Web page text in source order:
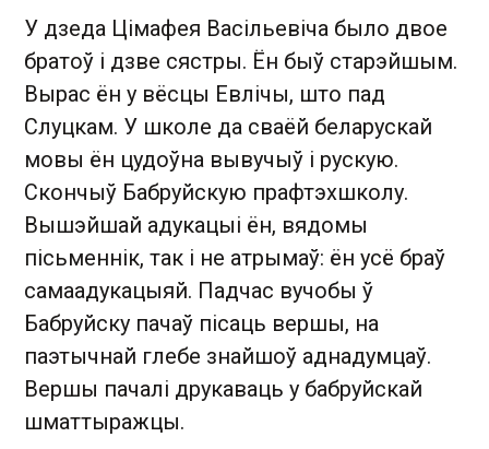
У дзеда Цімафея Васільевіча было двое
братоў і дзве сястры. Ён быў старэйшым.
Вырас ён у вёсцы Евлічы, што пад
Слуцкам. У школе да сваёй беларускай
мовы ён цудоўна вывучыў і рускую.
Скончыў Бабруйскую прафтэхшколу.
Вышэйшай адукацыі ён, вядомы
пісьменнік, так і не атрымаў: ён усё браў
самаадукацыяй. Падчас вучобы ў
Бабруйску пачаў пісаць вершы, на
паэтычнай глебе знайшоў аднадумцаў.
Вершы пачалі друкаваць у бабруйскай
шматтыражцы.